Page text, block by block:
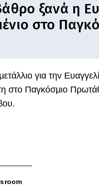
ξανά η
στο
για την
στο Παγκόσμιο